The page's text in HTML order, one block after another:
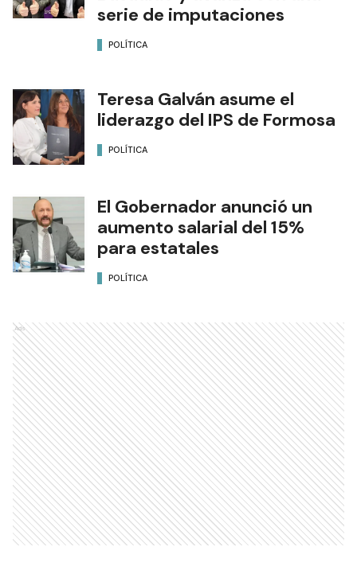
serie de imputaciones
POLÍTICA
Teresa Galván asume el
liderazgo del IPS de Formosa
POLÍTICA
El Gobernador anunció un
aumento salarial del 15%
para estatales
POLÍTICA
Ads